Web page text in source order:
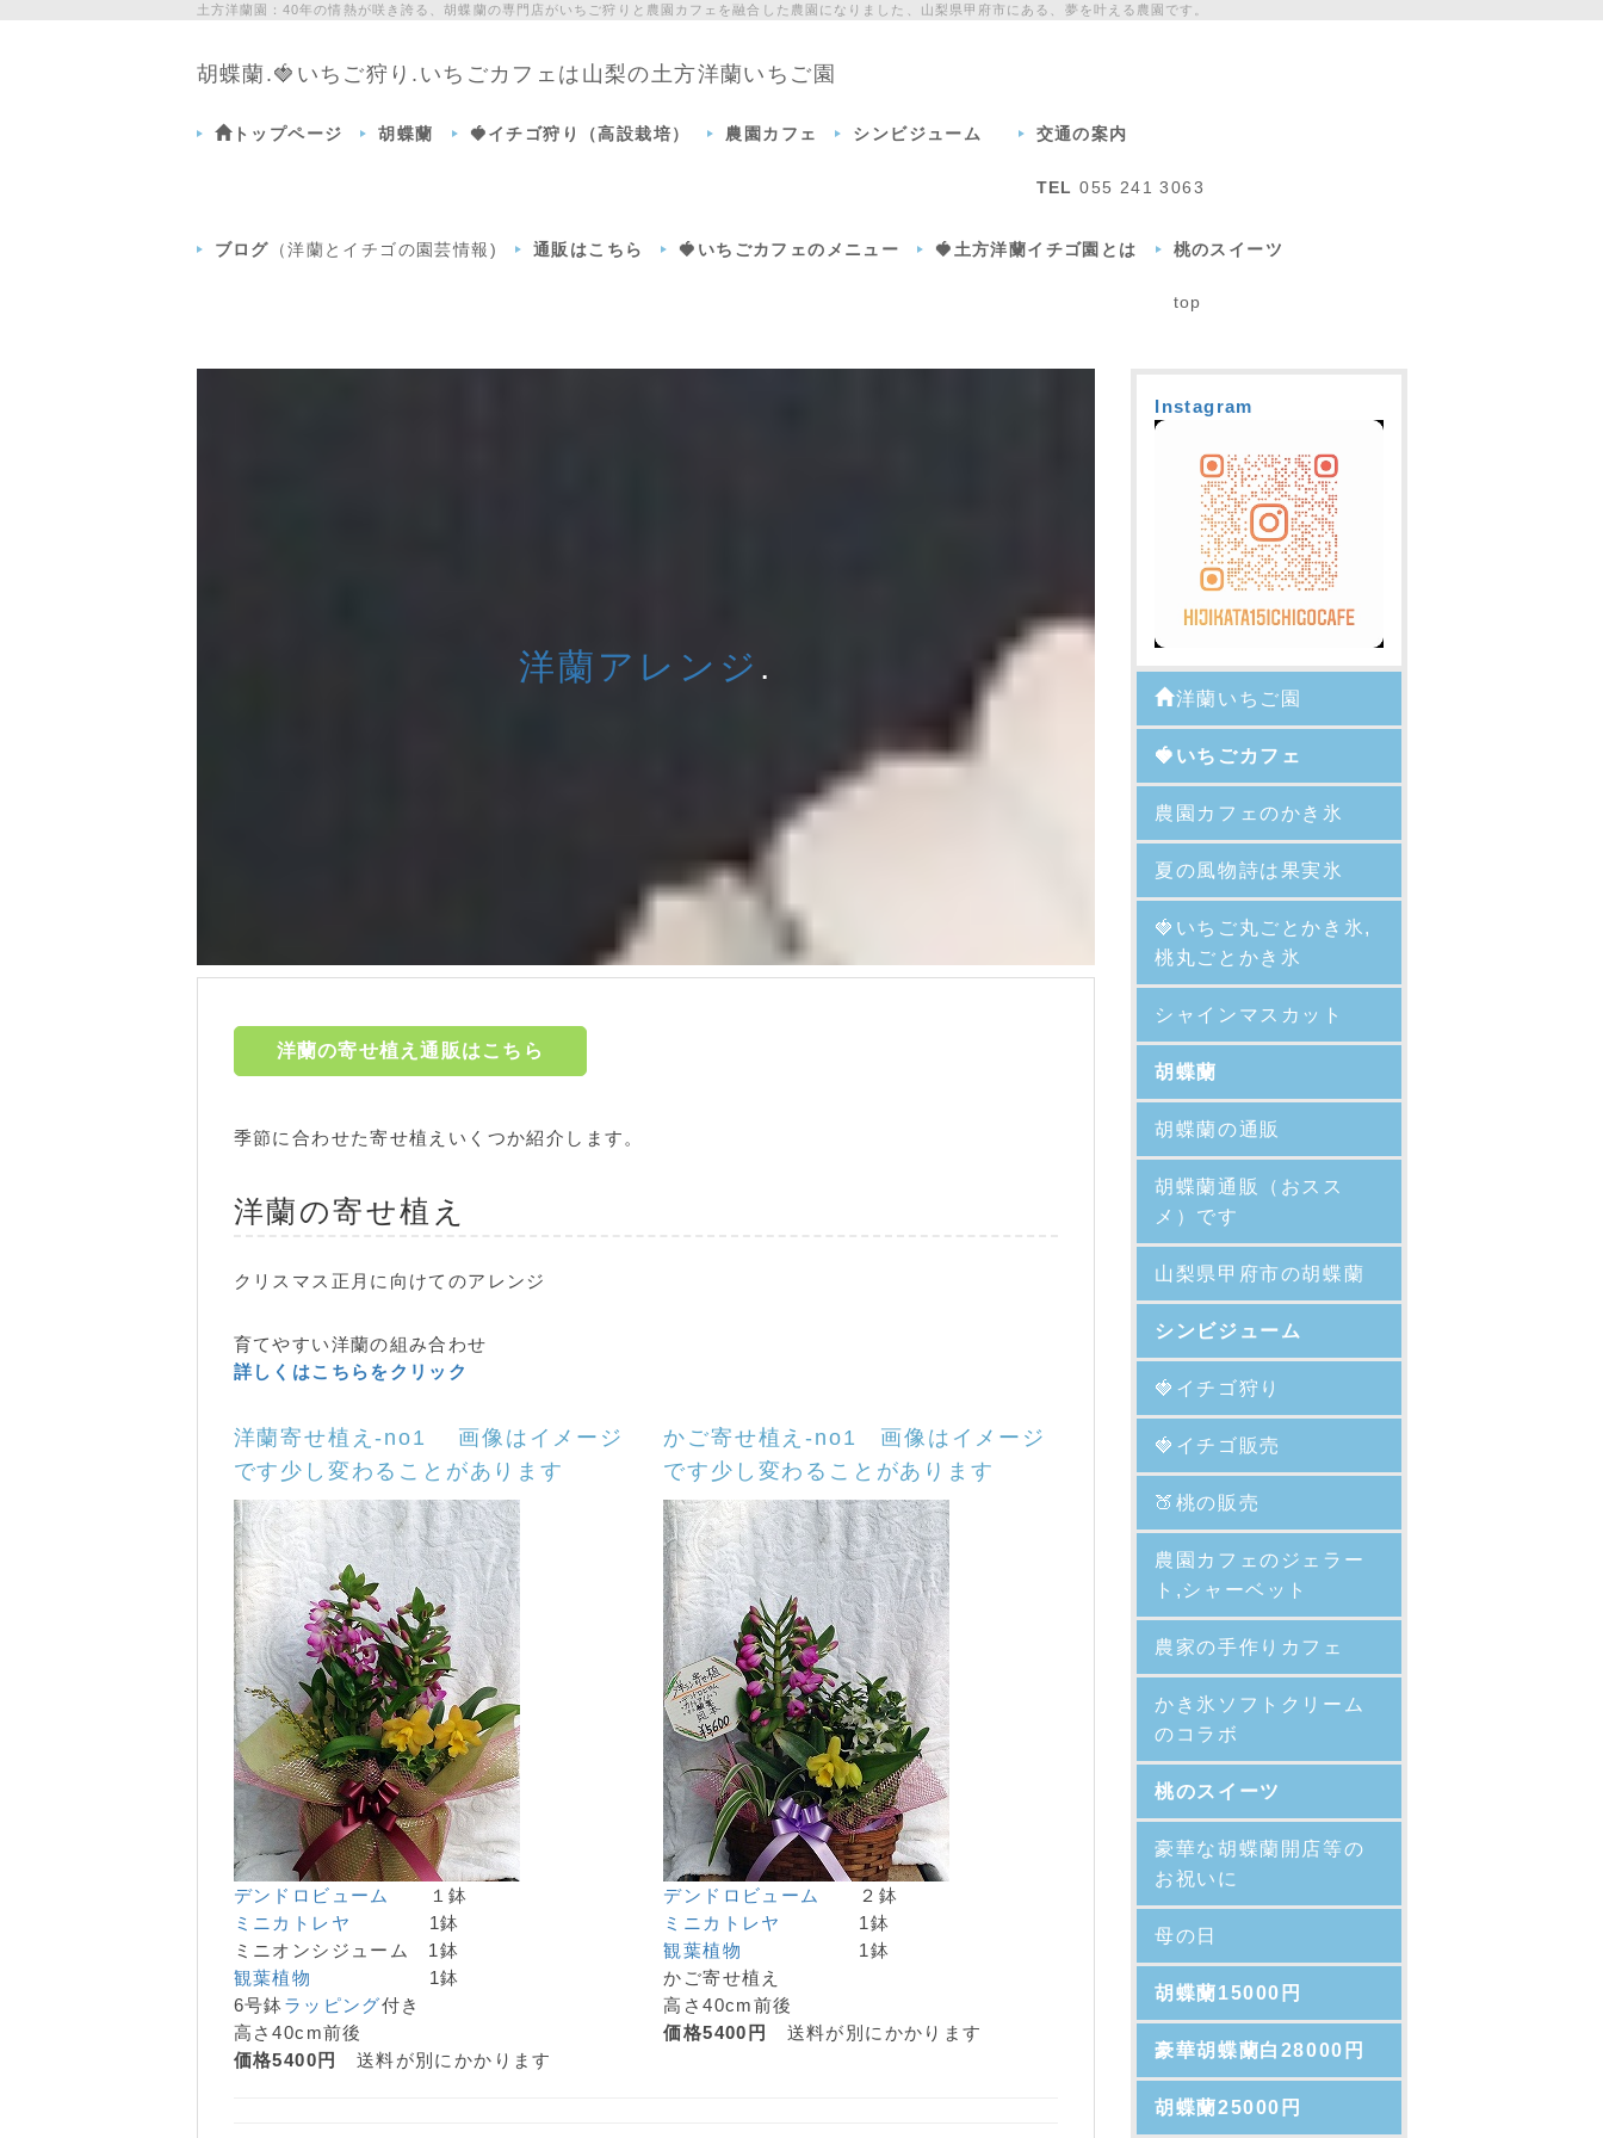
土方洋蘭園：40年の情熱が咲き誇る、胡蝶蘭の専門店がいちご狩りと農園カフェを融合した農園になりました、山梨県甲府市にある、夢を叶える農園です。
胡蝶蘭.🍓いちご狩り.いちごカフェは山梨の土方洋蘭いちご園
トップページ 胡蝶蘭 🍓イチゴ狩り（高設栽培） 農園カフェ シンビジューム 交通の案内
TEL 055 241 3063
ブログ （洋蘭とイチゴの園芸情報) 通販はこちら 🍓いちごカフェのメニュー 🍓土方洋蘭イチゴ園とは 桃のスイーツ
top
洋蘭アレンジ .
洋蘭の寄せ植え通販はこちら
季節に合わせた寄せ植えいくつか紹介します。
洋蘭の寄せ植え
クリスマス正月に向けてのアレンジ
育てやすい洋蘭の組み合わせ
詳しくはこちらをクリック
洋蘭寄せ植え-no1 画像はイメージ
です少し変わることがあります
デンドロビューム
１鉢
ミニカトレヤ
1鉢
ミニオンシジューム 1鉢
観葉植物
1鉢
6号鉢ラッピング付き
高さ40cm前後
価格5400円
送料が別にかかります
かご寄せ植え-no1 画像はイメージ
です少し変わることがあります
デンドロビューム
２鉢
ミニカトレヤ
1鉢
観葉植物
1鉢
かご寄せ植え
高さ40cm前後
価格5400円
送料が別にかかります
Instagram
洋蘭いちご園
🍓いちごカフェ
農園カフェのかき氷
夏の風物詩は果実氷
🍓 いちご丸ごとかき氷,
桃丸ごとかき氷
シャインマスカット
胡蝶蘭
胡蝶蘭の通販
胡蝶蘭通販（おスス
メ）です
山梨県甲府市の胡蝶蘭
シンビジューム
🍓イチゴ狩り
🍓イチゴ販売
🍑 桃の販売
農園カフェのジェラー
ト,シャーベット
農家の手作りカフェ
かき氷ソフトクリーム
のコラボ
桃のスイーツ
豪華な胡蝶蘭開店等の
お祝いに
母の日
胡蝶蘭15000円
豪華胡蝶蘭白28000円
胡蝶蘭25000円